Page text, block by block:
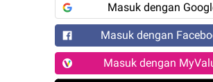
Masuk dengan
Masuk dengan
Masuk dengan